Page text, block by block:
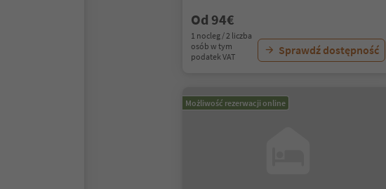
Od 94€
1 nocleg / 2 liczba
osób w tym
podatek VAT
Sprawdź dostępność
Możliwość rezerwacji online